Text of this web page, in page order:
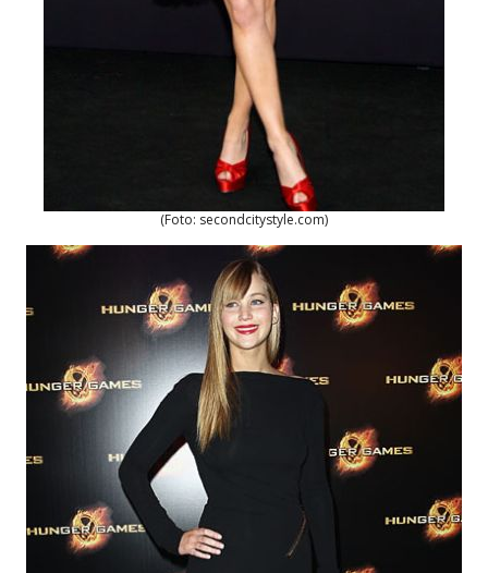
(Foto: secondcitystyle.com)